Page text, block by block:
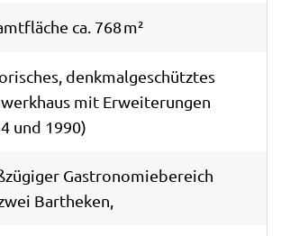
ca. 768 m²
denkmalgeschütztes
mit Erweiterungen
und 1990)
Gastronomiebereich
Bartheken,